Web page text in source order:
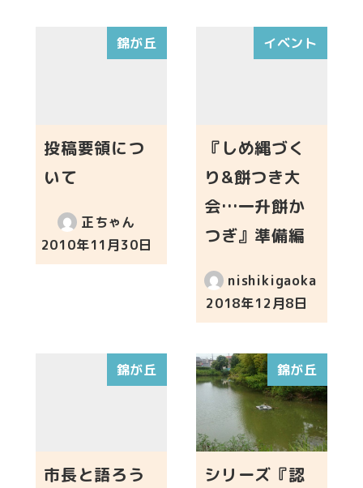
錦が丘
投稿要領につ
いて
正ちゃん
投稿日
2010年11月30日
イベント
『しめ縄づく
り&餅つき大
会…一升餅か
つぎ』準備編
nishikigaoka
投稿日
2018年12月8日
錦が丘
市長と語ろう
錦が丘
シリーズ『認